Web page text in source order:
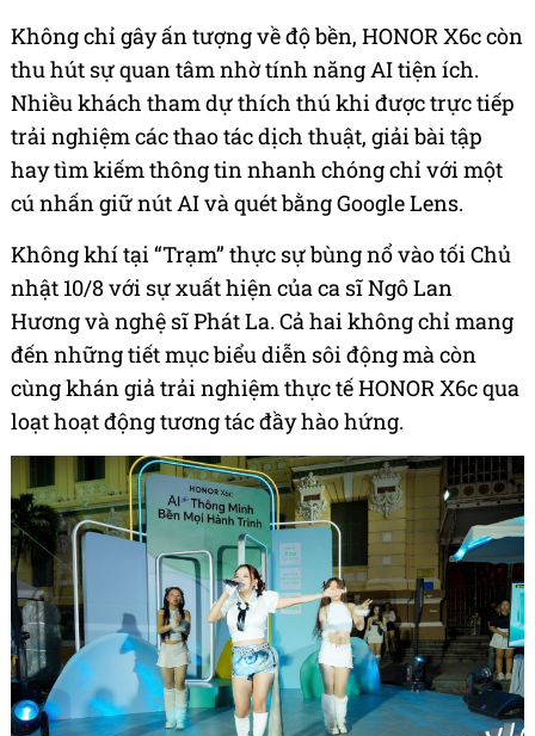
Không chỉ gây ấn tượng về độ bền, HONOR X6c còn
thu hút sự quan tâm nhờ tính năng AI tiện ích.
Nhiều khách tham dự thích thú khi được trực tiếp
trải nghiệm các thao tác dịch thuật, giải bài tập
hay tìm kiếm thông tin nhanh chóng chỉ với một
cú nhấn giữ nút AI và quét bằng Google Lens.
Không khí tại “Trạm” thực sự bùng nổ vào tối Chủ
nhật 10/8 với sự xuất hiện của ca sĩ Ngô Lan
Hương và nghệ sĩ Phát La. Cả hai không chỉ mang
đến những tiết mục biểu diễn sôi động mà còn
cùng khán giả trải nghiệm thực tế HONOR X6c qua
loạt hoạt động tương tác đầy hào hứng.